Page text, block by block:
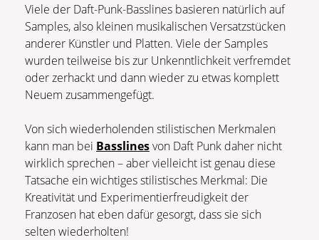
Viele der Daft-Punk-Basslines basieren natürlich auf
Samples, also kleinen musikalischen Versatzstücken
anderer Künstler und Platten. Viele der Samples
wurden teilweise bis zur Unkenntlichkeit verfremdet
oder zerhackt und dann wieder zu etwas komplett
Neuem zusammengefügt.
Von sich wiederholenden stilistischen Merkmalen
kann man bei Basslinesvon Daft Punk daher nicht
wirklich sprechen – aber vielleicht ist genau diese
Tatsache ein wichtiges stilistisches Merkmal: Die
Kreativität und Experimentierfreudigkeit der
Franzosen hat eben dafür gesorgt, dass sie sich
selten wiederholten!